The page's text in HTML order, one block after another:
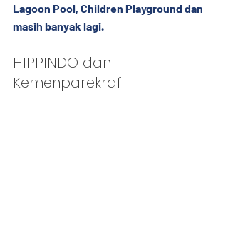
Lagoon Pool, Children Playground dan
masih banyak lagi.
HIPPINDO dan
Kemenparekraf